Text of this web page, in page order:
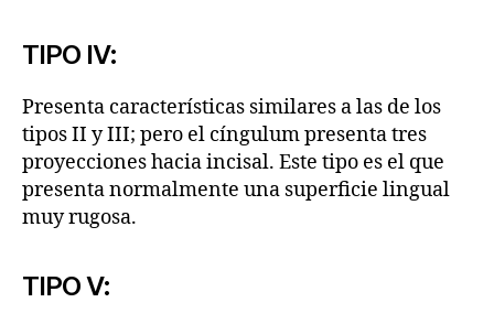
TIPO IV:
Presenta características similares a las de los
tipos II y III; pero el cíngulum presenta tres
proyecciones hacia incisal. Este tipo es el que
presenta normalmente una superficie lingual
muy rugosa.
TIPO V: